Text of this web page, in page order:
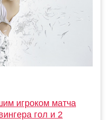
игроком матча
гол и 2